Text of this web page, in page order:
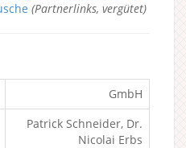
(Partnerlinks, vergütet)
GmbH
Patrick Schneider, Dr.
Nicolai Erbs